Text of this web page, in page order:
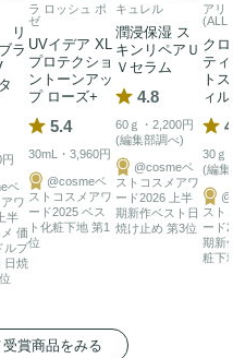
リ
ラ
ベ
ワ
半
価
ルプ
日焼
ラ ロッシュ ポ
ゼ
UVイデア XL
プロテクショ
ントーンアッ
プ ローズ+
5.4
30mL・3,960円
@cosmeベ
ストコスメアワ
ード2025 ベス
ト化粧下地 第1
位
キュレル
潤浸保湿 ス
キンリペアＵ
Ｖセラム
4.8
60ｇ・2,200円
(編集部調べ)
@cosmeベ
ストコスメアワ
ード2026 上半
期新作ベスト日
焼け止め 第3位
アリ
ク
テ
ト
ィ
30ｇ
(編集
スト
ード
期新
粧下
賞商品をみる